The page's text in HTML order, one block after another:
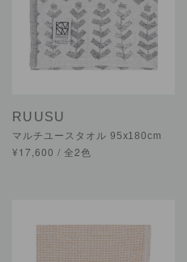
RUUSU
マルチユースタオル 95x180cm
¥17,600 / 全2色